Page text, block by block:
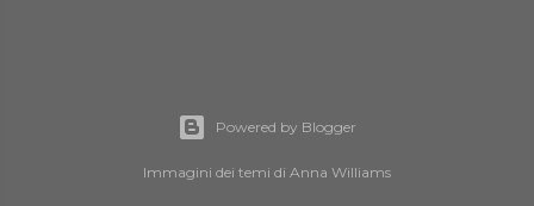
Powered by Blogger
Immagini dei temi di Anna Williams